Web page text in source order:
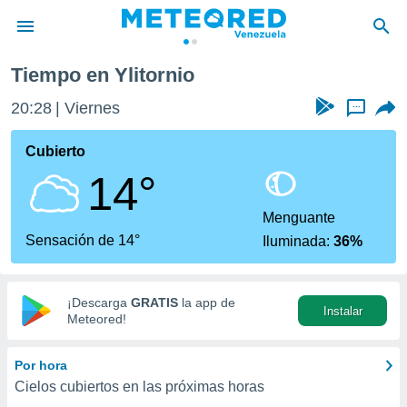
de
ha
que se
calidad.
a este
las
y
digital
basada
Tiempo en Ylitornio
20:28 Viernes ...
Cubierto
14°
Sensación de 14°
Menguante
Iluminada:36%
¡Descarga GRATIS la app de
Meteored!
Instalar
Por hora
Cielos cubiertos en las próximas horas